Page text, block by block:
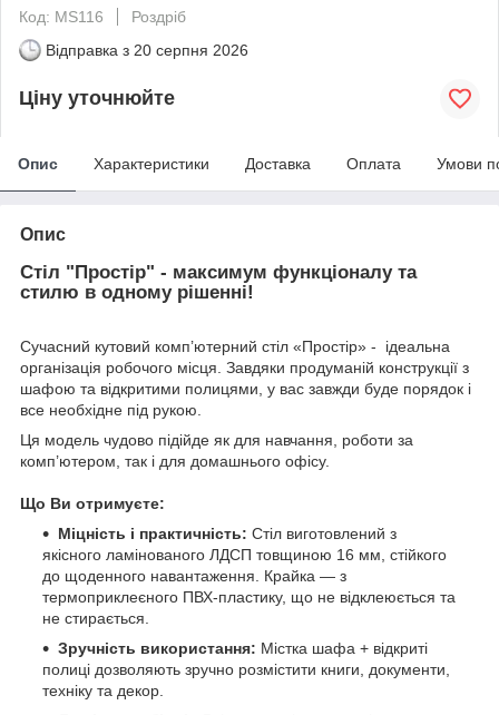
Код: MS116
Роздріб
Відправка з 20 серпня 2026
Ціну уточнюйте
Опис Характеристики Доставка Оплата Умови
Опис
Стіл "Простір" - максимум функціоналу та
стилю в одному рішенні!
Сучасний кутовий комп’ютерний стіл «Простір» - ідеальна
організація робочого місця. Завдяки продуманій конструкції з
шафою та відкритими полицями, у вас завжди буде порядок і
все необхідне під рукою.
Ця модель чудово підійде як для навчання, роботи за
комп’ютером, так і для домашнього офісу.
Що Ви отримуєте:
Міцність і практичність: Стіл виготовлений з
якісного ламінованого ЛДСП товщиною 16 мм, стійкого
до щоденного навантаження. Крайка — з
термоприклеєного ПВХ-пластику, що не відклеюється та
не стирається.
Зручність використання: Містка шафа + відкриті
полиці дозволяють зручно розмістити книги, документи,
техніку та декор.